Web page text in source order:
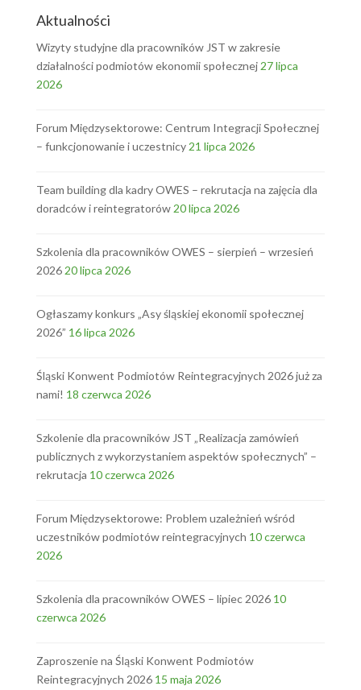
Aktualności
Wizyty studyjne dla pracowników JST w zakresie
działalności podmiotów ekonomii społecznej 27 lipca
2026
Forum Międzysektorowe: Centrum Integracji Społecznej
– funkcjonowanie i uczestnicy 21 lipca 2026
Team building dla kadry OWES – rekrutacja na zajęcia dla
doradców i reintegratorów 20 lipca 2026
Szkolenia dla pracowników OWES – sierpień – wrzesień
2026 20 lipca 2026
Ogłaszamy konkurs „Asy śląskiej ekonomii społecznej
2026” 16 lipca 2026
Śląski Konwent Podmiotów Reintegracyjnych 2026 już za
nami! 18 czerwca 2026
Szkolenie dla pracowników JST „Realizacja zamówień
publicznych z wykorzystaniem aspektów społecznych” –
rekrutacja 10 czerwca 2026
Forum Międzysektorowe: Problem uzależnień wśród
uczestników podmiotów reintegracyjnych 10 czerwca
2026
Szkolenia dla pracowników OWES – lipiec 2026 10
czerwca 2026
Zaproszenie na Śląski Konwent Podmiotów
Reintegracyjnych 2026 15 maja 2026